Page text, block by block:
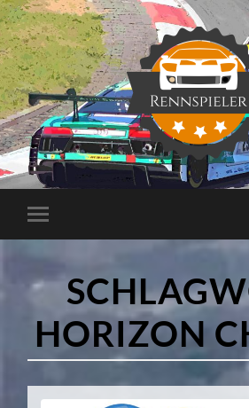
Mobile-
Menü
ein-/ausblenden
HORIZON